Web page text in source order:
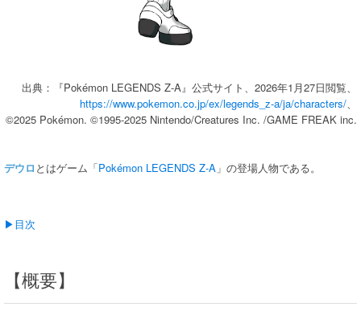
出典：『Pokémon LEGENDS Z-A』公式サイト、2026年1月27日閲覧、
https://www.pokemon.co.jp/ex/legends_z-a/ja/characters/、
©2025 Pokémon. ©1995-2025 Nintendo/Creatures Inc. /GAME FREAK inc.
デウロ とはゲーム「Pokémon LEGENDS Z-A 」の登場人物である。
▶目次
【概要】